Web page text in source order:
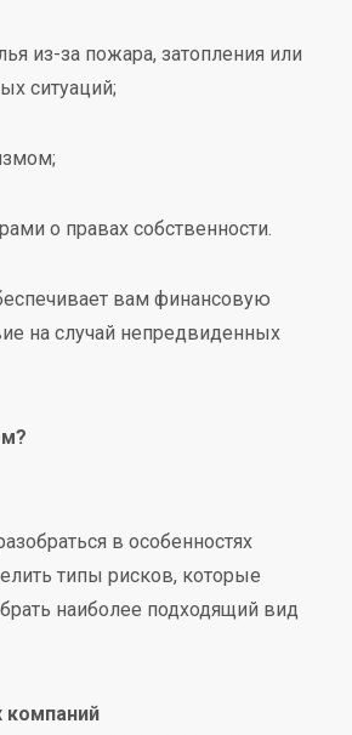
из-за пожара, затопления или
ситуаций;
о правах собственности.
вам финансовую
на случай непредвиденных
в особенностях
типы рисков, которые
наиболее подходящий вид
компаний